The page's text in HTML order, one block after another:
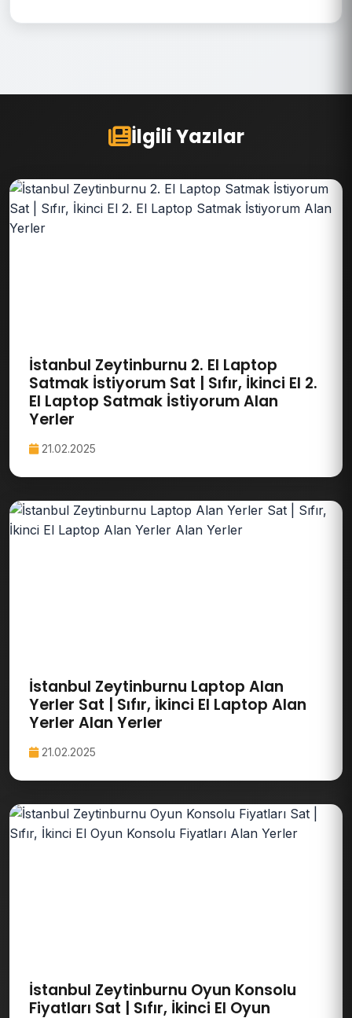
İlgili Yazılar
İstanbul Zeytinburnu 2. El Laptop
Satmak İstiyorum Sat | Sıfır, İkinci El 2.
El Laptop Satmak İstiyorum Alan
Yerler
21.02.2025
İstanbul Zeytinburnu Laptop Alan
Yerler Sat | Sıfır, İkinci El Laptop Alan
Yerler Alan Yerler
21.02.2025
İstanbul Zeytinburnu Oyun Konsolu
Fiyatları Sat | Sıfır, İkinci El Oyun